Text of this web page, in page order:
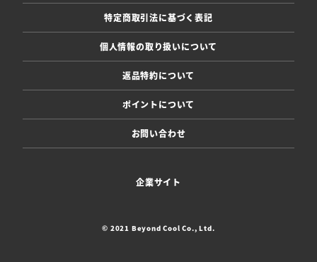
特定商取引法に基づく表記
個人情報の取り扱いについて
返品特約について
ポイントについて
お問い合わせ
企業サイト
© 2021 Beyond Cool Co., Ltd.